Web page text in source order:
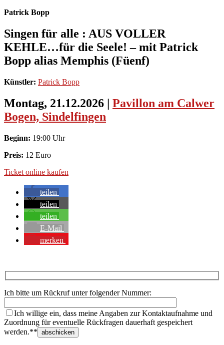
Patrick Bopp
Singen für alle : AUS VOLLER
KEHLE…für die Seele! – mit Patrick
Bopp alias Memphis (Füenf)
Künstler: Patrick Bopp
Montag, 21.12.2026 | Pavillon am Calwer
Bogen, Sindelfingen
Beginn: 19:00 Uhr
Preis: 12 Euro
Ticket online kaufen
teilen
teilen
teilen
E-Mail
merken
Ich bitte um Rückruf unter folgender Nummer:
Ich willige ein, dass meine Angaben zur Kontaktaufnahme und
Zuordnung für eventuelle Rückfragen dauerhaft gespeichert
werden.**